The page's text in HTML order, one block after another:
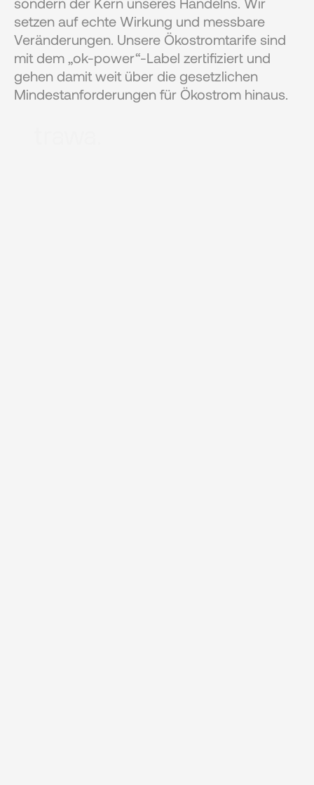
setzen auf echte Wirkung und messbare
Veränderungen. Unsere Ökostromtarife sind
mit dem „ok-power“-Label zertifiziert und
gehen damit weit über die gesetzlichen
Mindestanforderungen für Ökostrom hinaus.